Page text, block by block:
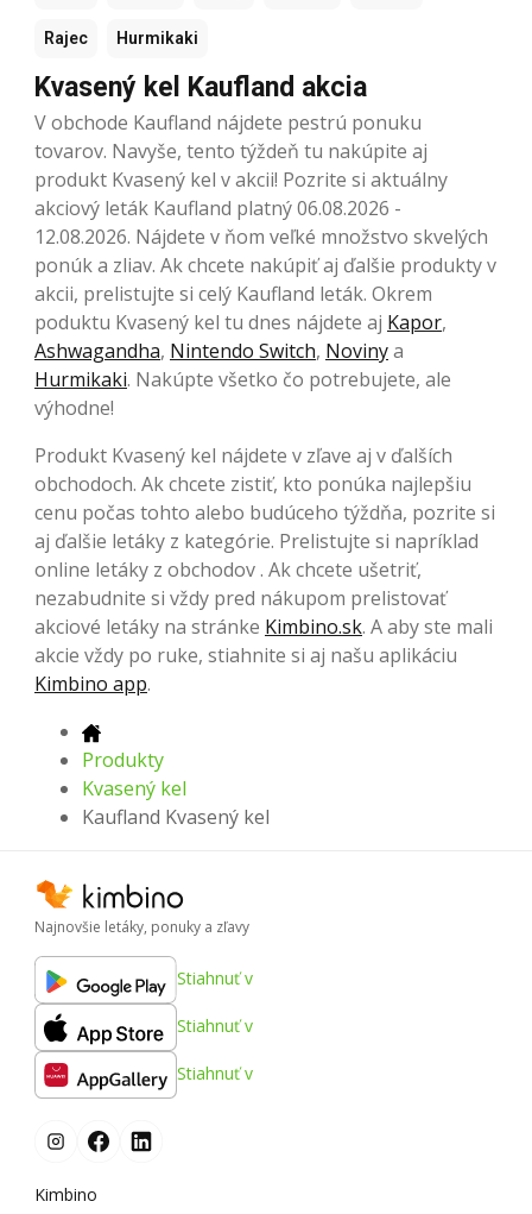
Rajec Hurmikaki
Kvasený kel Kaufland akcia
V obchode Kaufland nájdete pestrú ponuku
tovarov. Navyše, tento týždeň tu nakúpite aj
produkt Kvasený kel v akcii! Pozrite si aktuálny
akciový leták Kaufland platný 06.08.2026 -
12.08.2026. Nájdete v ňom veľké množstvo skvelých
ponúk a zliav. Ak chcete nakúpiť aj ďalšie produkty v
akcii, prelistujte si celý Kaufland leták. Okrem
poduktu Kvasený kel tu dnes nájdete aj Kapor,
Ashwagandha, Nintendo Switch, Novinya
Hurmikaki. Nakúpte všetko čo potrebujete, ale
výhodne!
Produkt Kvasený kel nájdete v zľave aj v ďalších
obchodoch. Ak chcete zistiť, kto ponúka najlepšiu
cenu počas tohto alebo budúceho týždňa, pozrite si
aj ďalšie letáky z kategórie. Prelistujte si napríklad
online letáky z obchodov . Ak chcete ušetriť,
nezabudnite si vždy pred nákupom prelistovať
akciové letáky na stránke Kimbino.sk. A aby ste mali
akcie vždy po ruke, stiahnite si aj našu aplikáciu
Kimbino app.
Produkty
Kvasený kel
Kaufland Kvasený kel
Najnovšie letáky, ponuky a zľavy
Stiahnuť v
Stiahnuť v
Stiahnuť v
Kimbino